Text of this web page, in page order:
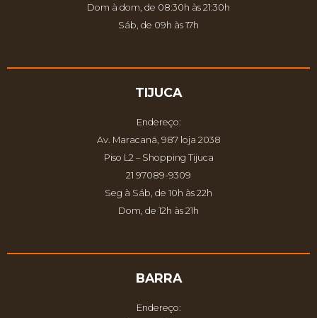
Dom à dom, de 08:30h às 21:30h
Sáb, de 09h às 17h
TIJUCA
Endereço:
Av. Maracanã, 987 loja 2038
Piso L2 – Shopping Tijuca
21 97089-9309
Seg à Sáb, de 10h às 22h
Dom, de 12h às 21h
BARRA
Endereço: